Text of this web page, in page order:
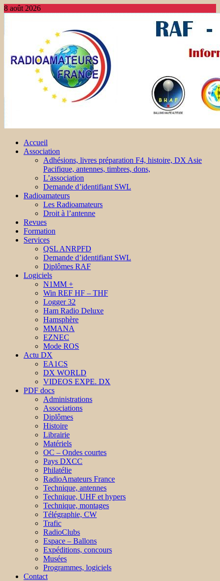
8 août 2026
Accueil
Association
Adhésions, livres préparation F4, histoire, DX Asie
Pacifique, antennes, timbres, dons,
L’association
Demande d’identifiant SWL
Radioamateurs
Les Radioamateurs
Droit à l’antenne
Revues
Formation
Services
QSL ANRPFD
Demande d’identifiant SWL
Diplômes RAF
Logiciels
N1MM +
Win REF HF – THF
Logger 32
Ham Radio Deluxe
Hamsphère
MMANA
EZNEC
Mode ROS
Actu DX
EA1CS
DX WORLD
VIDEOS EXPE. DX
PDF docs
Administrations
Associations
Diplômes
Histoire
Librairie
Matériels
OC – Ondes courtes
Pays DXCC
Philatélie
RadioAmateurs France
Technique, antennes
Technique, UHF et hypers
Technique, montages
Télégraphie, CW
Trafic
RadioClubs
Espace – Ballons
Expéditions, concours
Musées
Programmes, logiciels
Contact